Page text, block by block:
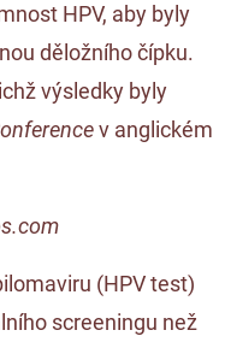
HPV, aby byly
děložního čípku.
výsledky byly
v anglickém
(HPV test)
screeningu než